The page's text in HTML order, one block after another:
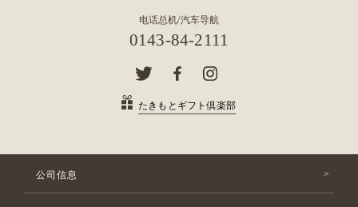
电话总机/汽车导航
0143-84-2111
たきもとギフト倶楽部
公司信息